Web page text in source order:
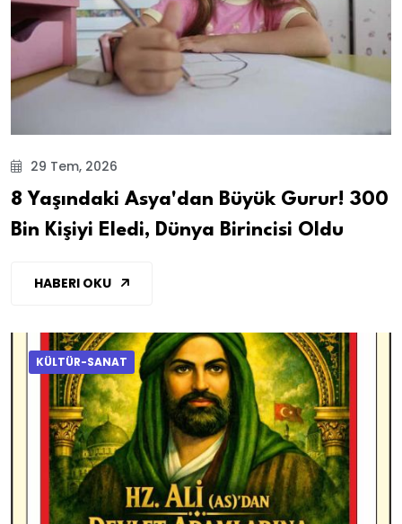
29 Tem, 2026
8 Yaşındaki Asya'dan Büyük Gurur! 300
Bin Kişiyi Eledi, Dünya Birincisi Oldu
HABERI OKU
KÜLTÜR-SANAT